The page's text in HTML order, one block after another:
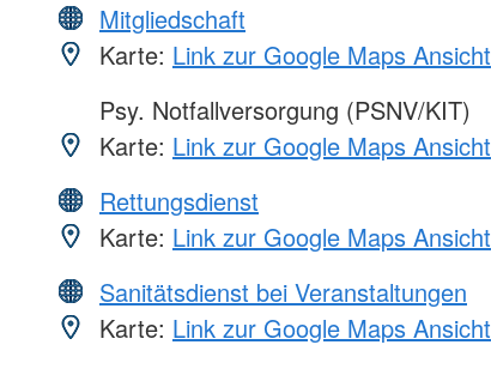
Mitgliedschaft
Karte: Link zur Google Maps Ansicht
Psy. Notfallversorgung (PSNV/KIT)
Karte: Link zur Google Maps Ansicht
Rettungsdienst
Karte: Link zur Google Maps Ansicht
Sanitätsdienst bei Veranstaltungen
Karte: Link zur Google Maps Ansicht